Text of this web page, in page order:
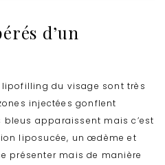
d’un
lipofilling du visage sont très
injectées gonflent
apparaissent mais c’est
liposucée, un œdème et
présenter mais de manière